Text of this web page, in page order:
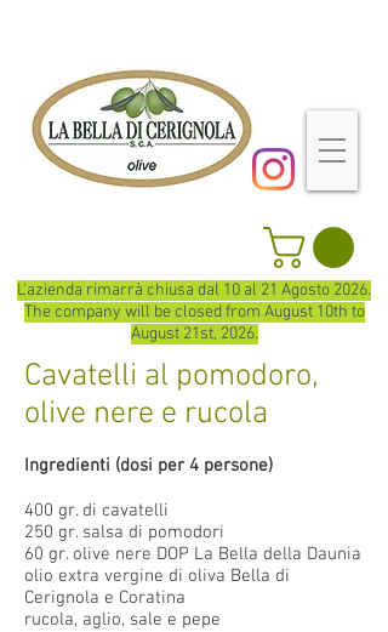
L'azienda rimarrà chiusa dal 10 al 21 Agosto 2026.
The company will be closed from August 10th to
August 21st, 2026.
Cavatelli al pomodoro,
olive nere e rucola
Ingredienti (dosi per 4 persone)
400 gr. di cavatelli
250 gr. salsa di pomodori
60 gr. olive nere DOP La Bella della Daunia
olio extra vergine di oliva Bella di
Cerignola e Coratina
rucola, aglio, sale e pepe